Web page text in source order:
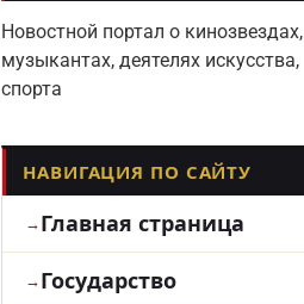
Новостной портал о кинозвездах,
музыкантах, деятелях искусства,
спорта
НАВИГАЦИЯ ПО САЙТУ
Главная страница
Государство